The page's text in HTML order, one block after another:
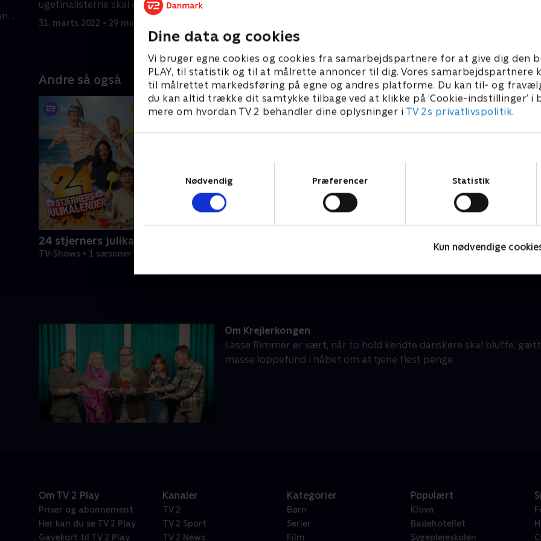
Dine data og cookies
Vi bruger egne cookies og cookies fra samarbejdspartnere for at give dig den
PLAY, til statistik og til at målrette annoncer til dig. Vores samarbejdspartnere
til målrettet markedsføring på egne og andres platforme. Du kan til- og
du kan altid trække dit samtykke tilbage ved at klikke på ’Cookie-indstillinger’ i
mere om hvordan TV 2 behandler dine oplysninger i TV 2s privatlivspolitik.
Nødvendig
Præferencer Statistik
Kun nødvendige
ugefinalisterne skal op i de lidt højere
luftlag.
31. marts 2022 • 29 min
Baastrup og Brian Mørk.
4. april 2022 • 29 min
Andre så også
24 stjerners julikalender
TV-Shows • 1 sæsoner
Hvem vil være millionær? Classic
Om Krejlerkongen
Lasse Rimmer er vært, når to hold kendte danskere skal bluffe,
masse loppefund i håbet om at tjene flest penge.
Om TV 2 Play
Priser og abonnement
Her kan du se TV 2 Play
Gavekort til TV 2 Play
Kanaler
TV 2
TV 2 Sport
TV 2 News
Kategorier
Børn
Serier
Film
Populært
Klovn
Badehotellet
Sygeplejeskolen